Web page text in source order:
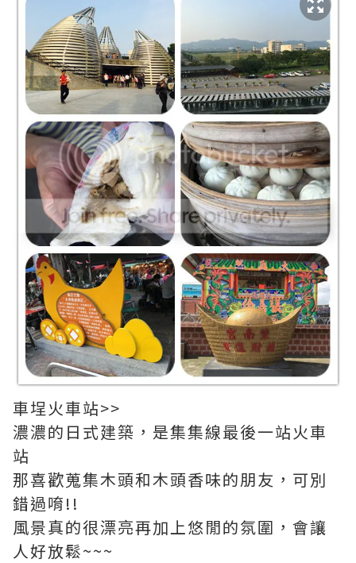
車埕火車站>>
濃濃的日式建築，是集集線最後一站火車
站
那喜歡蒐集木頭和木頭香味的朋友，可別
錯過唷!!
風景真的很漂亮再加上悠閒的氛圍，會讓
人好放鬆~~~